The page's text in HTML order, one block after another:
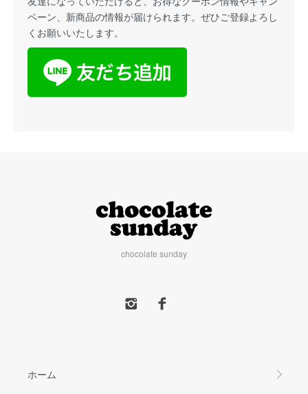
ペーン、新商品の情報が届けられます。ぜひご登録よろし
くお願いいたします。
chocolate sunday
ホーム